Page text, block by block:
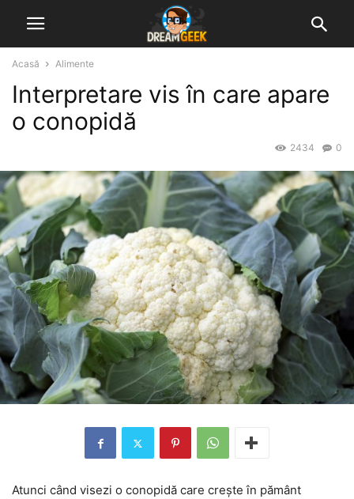
Acasă Alimente
Interpretare vis în care apare
o conopidă
0
2434
Atunci când visezi o conopidă care crește în pământ